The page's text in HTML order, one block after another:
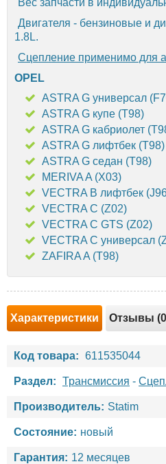
Двигателя - бензиновые и
1.8L.
Сцепление применимо для
OPEL
ASTRA G универсал
ASTRA G купе (T98)
ASTRA G кабриолет
ASTRA G лифтбек (T98)
ASTRA G седан (T98)
MERIVA A (X03)
VECTRA B лифтбек
VECTRA C (Z02)
VECTRA C GTS (Z02)
VECTRA C универсал
ZAFIRA A (T98)
Характеристики Отзывы
Код товара: 611535044
Раздел: Трансмиссия -
Производитель: Statim
Состояние: новый
Гарантия: 12 месяцев